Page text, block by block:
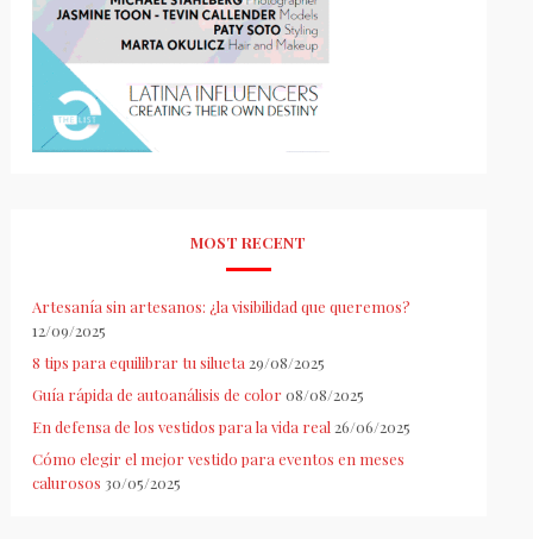
MOST RECENT
Artesanía sin artesanos: ¿la visibilidad que queremos?
12/09/2025
8 tips para equilibrar tu silueta 29/08/2025
Guía rápida de autoanálisis de color 08/08/2025
En defensa de los vestidos para la vida real 26/06/2025
Cómo elegir el mejor vestido para eventos en meses
calurosos 30/05/2025